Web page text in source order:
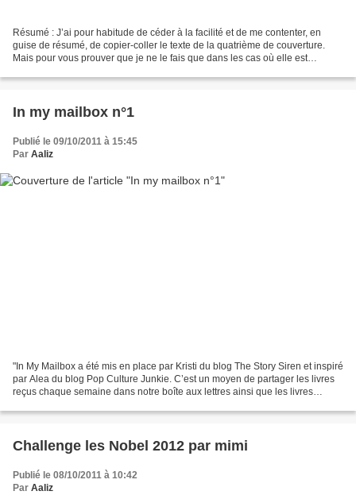
Résumé : J’ai pour habitude de céder à la facilité et de me contenter, en
guise de résumé, de copier-coller le texte de la quatrième de couverture.
Mais pour vous prouver que je ne le fais que dans les cas où elle est
In my mailbox n°1
Publié le 09/10/2011 à 15:45
Par Aaliz
"In My Mailbox a été mis en place par Kristi du blog The Story Siren et inspiré
par Alea du blog Pop Culture Junkie. C’est un moyen de partager les livres
reçus chaque semaine dans notre boîte aux lettres ainsi que les livres
Challenge les Nobel 2012 par mimi
Publié le 08/10/2011 à 10:42
Par Aaliz